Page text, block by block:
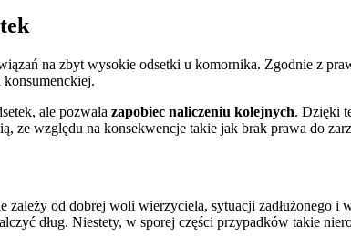
na zbyt wysokie odsetki u komornika. Zgodnie z
konsumenckiej.
ale pozwala zapobiec naliczeniu kolejnych. Dzięki
ze względu na konsekwencje takie jak brak prawa do
od dobrej woli wierzyciela, sytuacji zadłużonego i
dług. Niestety, w sporej części przypadków takie